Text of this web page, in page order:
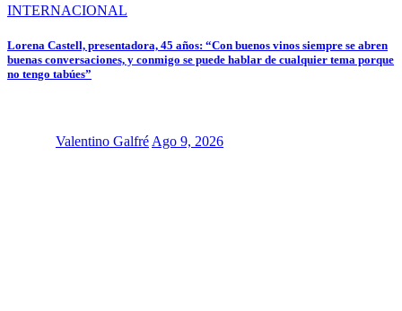
INTERNACIONAL
Lorena Castell, presentadora, 45 años: “Con buenos vinos siempre se abren
buenas conversaciones, y conmigo se puede hablar de cualquier tema porque
no tengo tabúes”
Valentino GalfréAgo 9, 2026